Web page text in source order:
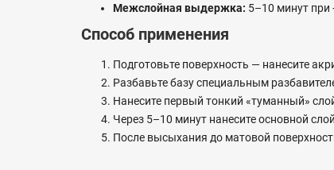
Межслойная выдержка: 5–10 минут при
Способ применения
Подготовьте поверхность — нанесите
Разбавьте базу специальным
Нанесите первый тонкий «туманный»
Через 5–10 минут нанесите основной
После высыхания до матовой